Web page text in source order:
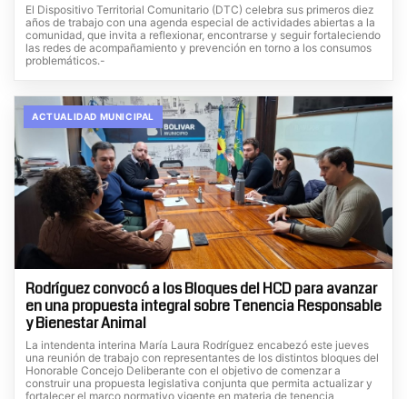
El Dispositivo Territorial Comunitario (DTC) celebra sus primeros diez
años de trabajo con una agenda especial de actividades abiertas a la
comunidad, que invita a reflexionar, encontrarse y seguir fortaleciendo
las redes de acompañamiento y prevención en torno a los consumos
problemáticos.-
ACTUALIDAD MUNICIPAL
Rodríguez convocó a los Bloques del HCD para avanzar
en una propuesta integral sobre Tenencia Responsable
y Bienestar Animal
La intendenta interina María Laura Rodríguez encabezó este jueves
una reunión de trabajo con representantes de los distintos bloques del
Honorable Concejo Deliberante con el objetivo de comenzar a
construir una propuesta legislativa conjunta que permita actualizar y
fortalecer el marco normativo vigente en materia de tenencia